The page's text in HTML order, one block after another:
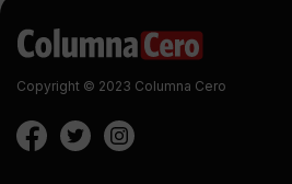
Copyright © 2023 Columna Cero